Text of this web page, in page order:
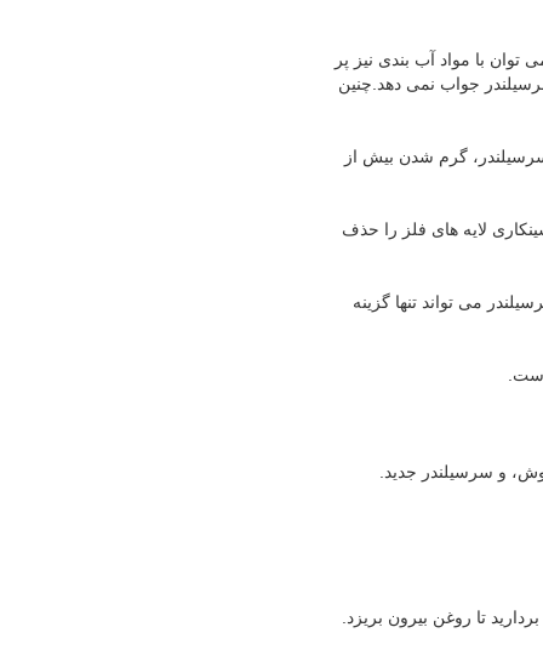
با مواد آب بندی نیز پر
جواب نمی دهد.چنین
گرم شدن بیش از
لایه های فلز را حذف
می تواند تنها گزینه
و سرسیلندر جدید.
تا روغن بیرون بریزد.